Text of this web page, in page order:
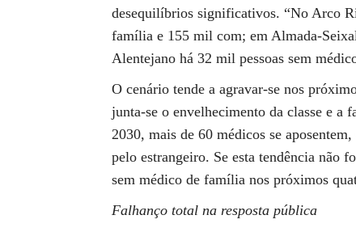
desequilíbrios significativos. “No Arco
família e 155 mil com; em Almada-
Alentejano há 32 mil pessoas sem
O cenário tende a agravar-se nos
junta-se o envelhecimento da classe e a
2030, mais de 60 médicos se
pelo estrangeiro. Se esta tendência não
sem médico de família nos próximos
Falhanço total na resposta pública